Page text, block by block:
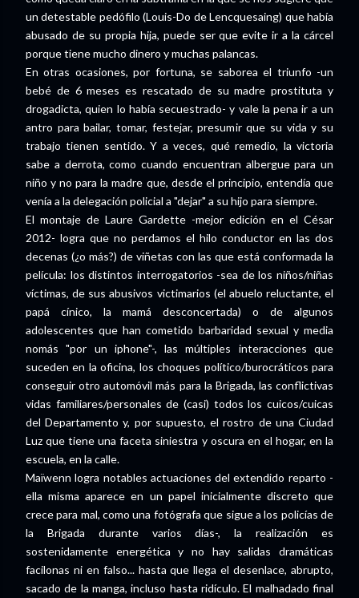
un detestable pedófilo (Louis-Do de Lencquesaing) que había
abusado de su propia hija, puede ser que evite ir a la cárcel
porque tiene mucho dinero y muchas palancas.
En otras ocasiones, por fortuna, se saborea el triunfo -un
bebé de 6 meses es rescatado de su madre prostituta y
drogadicta, quien lo había secuestrado- y vale la pena ir a un
antro para bailar, tomar, festejar, presumir que su vida y su
trabajo tienen sentido. Y a veces, qué remedio, la victoria
sabe a derrota, como cuando encuentran albergue para un
niño y no para la madre que, desde el principio, entendía que
venía a la delegación policial a "dejar" a su hijo para siempre.
El montaje de Laure Gardette -mejor edición en el César
2012- logra que no perdamos el hilo conductor en las dos
decenas (¿o más?) de viñetas con las que está conformada la
película: los distintos interrogatorios -sea de los niños/niñas
víctimas, de sus abusivos victimarios (el abuelo reluctante, el
papá cínico, la mamá desconcertada) o de algunos
adolescentes que han cometido barbaridad sexual y media
nomás "por un iphone"-, las múltiples interacciones que
suceden en la oficina, los choques político/burocráticos para
conseguir otro automóvil más para la Brigada, las conflictivas
vidas familiares/personales de (casi) todos los cuicos/cuicas
del Departamento y, por supuesto, el rostro de una Ciudad
Luz que tiene una faceta siniestra y oscura en el hogar, en la
escuela, en la calle.
Maïwenn logra notables actuaciones del extendido reparto -
ella misma aparece en un papel inicialmente discreto que
crece para mal, como una fotógrafa que sigue a los policías de
la Brigada durante varios días-, la realización es
sostenidamente energética y no hay salidas dramáticas
facilonas ni en falso... hasta que llega el desenlace, abrupto,
sacado de la manga, incluso hasta ridículo. El malhadado final